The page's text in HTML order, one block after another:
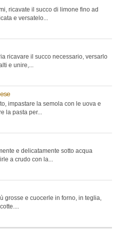
ricavate il succo di limone fino ad
e versatelo...
ricavare il succo necessario, versarlo
e unire,...
impastare la semola con le uova e
la pasta per...
e delicatamente sotto acqua
a crudo con la...
grosse e cuocerle in forno, in teglia,